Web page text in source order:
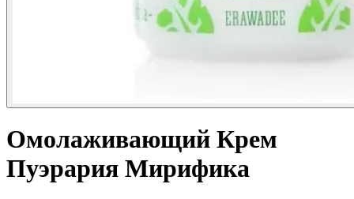
Омолаживающий Крем
Пуэрария Мирифика